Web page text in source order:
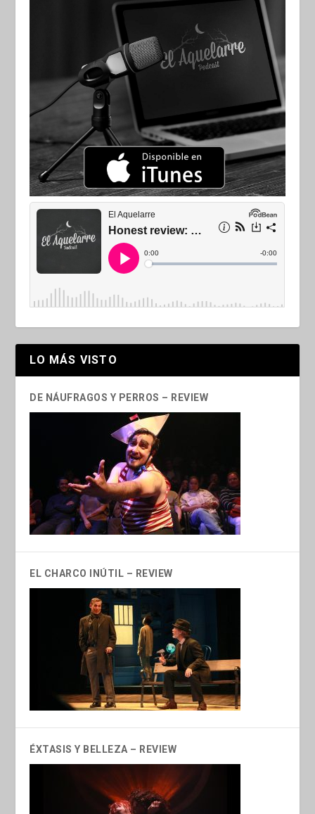
LO MÁS VISTO
DE NÁUFRAGOS Y PERROS – REVIEW
EL CHARCO INÚTIL – REVIEW
ÉXTASIS Y BELLEZA – REVIEW